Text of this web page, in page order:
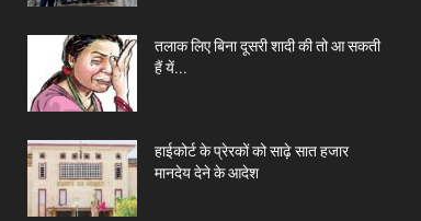
तलाक लिए बिना दूसरी शादी की तो आ सकती
हैं यें...
हाईकोर्ट के प्रेरकों को साढ़े सात हजार
मानदेय देने के आदेश